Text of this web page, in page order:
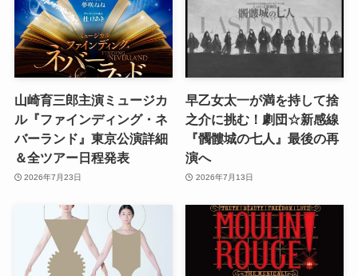
山崎育三郎主演ミュージカ
ル『ファインディング・ネ
バーランド』東京公演詳細
＆全ツアー日程発表
2026年7月23日
早乙女太一が満を持して捨
之介に挑む！劇団☆新感線
『髑髏城の七人』最後の再
演へ
2026年7月13日